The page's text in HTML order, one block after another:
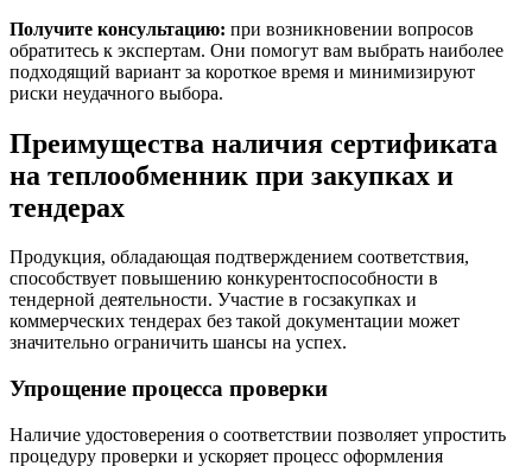
Получите консультацию: при возникновении вопросов
обратитесь к экспертам. Они помогут вам выбрать наиболее
подходящий вариант за короткое время и минимизируют
риски неудачного выбора.
Преимущества наличия сертификата
на теплообменник при закупках и
тендерах
Продукция, обладающая подтверждением соответствия,
способствует повышению конкурентоспособности в
тендерной деятельности. Участие в госзакупках и
коммерческих тендерах без такой документации может
значительно ограничить шансы на успех.
Упрощение процесса проверки
Наличие удостоверения о соответствии позволяет упростить
процедуру проверки и ускоряет процесс оформления